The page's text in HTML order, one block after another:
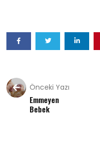
Önceki Yazı
Emmeyen
Bebek